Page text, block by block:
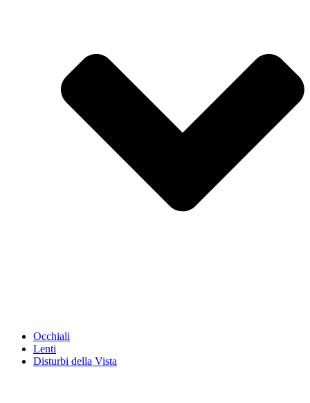
Occhiali
Lenti
Disturbi della Vista